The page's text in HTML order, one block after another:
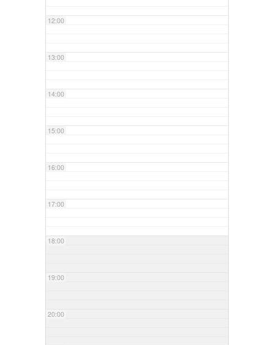
12:00
13:00
14:00
15:00
16:00
17:00
18:00
19:00
20:00